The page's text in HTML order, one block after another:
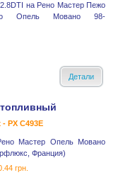
на Рено Мастер Пежо
Опель Мовано 98-
Детали
PX C493E
Мастер Опель Мовано
Франция)
грн.